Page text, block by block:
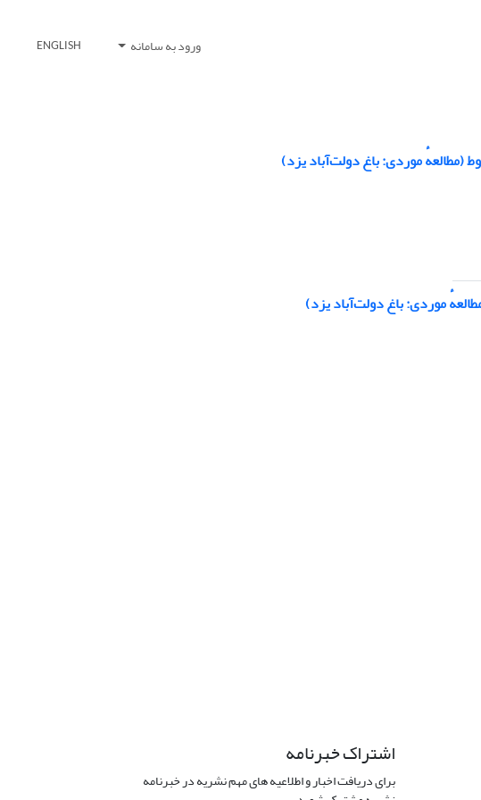
ورود به سامانه ENGLISH
موردی: باغ دولت‌آباد یزد)
موردی: باغ دولت‌آباد یزد)
اشتراک خبرنامه
برای دریافت اخبار و اطلاعیه های مهم نشریه در خبرنامه